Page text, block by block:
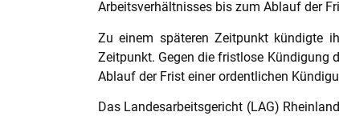
Arbeitsverhältnisses bis zum Ablauf der
Zu einem späteren Zeitpunkt kündigte
Zeitpunkt. Gegen die fristlose Kündigung
Ablauf der Frist einer ordentlichen
Das Landesarbeitsgericht (LAG)